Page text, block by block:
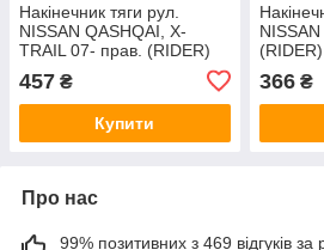
Накінечник тяги рул.
NISSAN QASHQAI, X-
TRAIL 07- прав. (RIDER)
457 ₴
Купити
366₴
Про нас
99% позитивних з 469 відгуків за